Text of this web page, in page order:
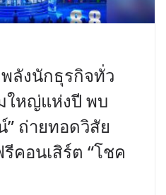
ลังนักธุรกิจทั่ว
ใหญ่แห่งปี พบ
” ถ่ายทอดวิสัย
คอนเสิร์ต “โชค